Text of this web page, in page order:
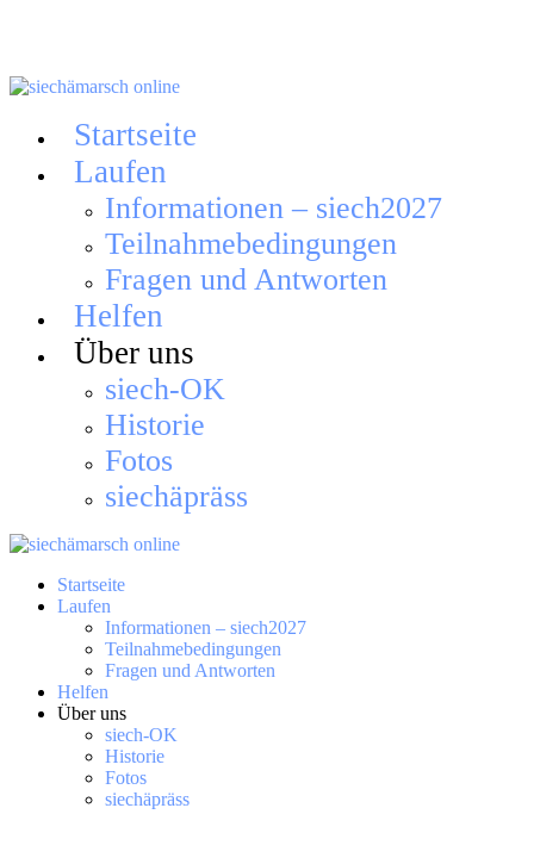
Startseite
Laufen
Informationen – siech2027
Teilnahmebedingungen
Fragen und Antworten
Helfen
Über uns
siech-OK
Historie
Fotos
siechäpräss
Startseite
Laufen
Informationen – siech2027
Teilnahmebedingungen
Fragen und Antworten
Helfen
Über uns
siech-OK
Historie
Fotos
siechäpräss